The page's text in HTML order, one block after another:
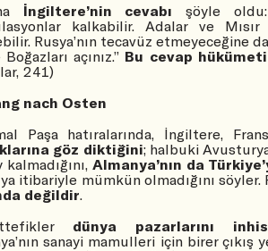
İngiltere’nin cevabı şöyle oldu:
kalkabilir. Adalar ve
Rusya’nın tecavüz etmeyeceğine
açınız.” Bu cevap
241)
nach Osten
Paşa hatıralarında, İngiltere,
göz diktiğini; halbuki
Almanya’nın da
itibariyle mümkün olmadığını söyler.
değildir.
dünya pazarlarını
sanayi mamulleri için birer çıkış